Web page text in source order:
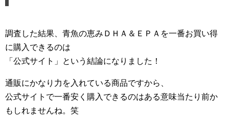
調査した結果、青魚の恵みＤＨＡ＆ＥＰＡを一番お買い得
に購入できるのは
「公式サイト」という結論になりました！
通販にかなり力を入れている商品ですから、
公式サイトで一番安く購入できるのはある意味当たり前か
もしれませんね。笑